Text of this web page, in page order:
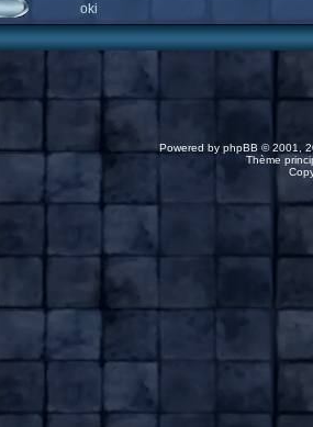
oki
Powered by phpBB © 2001,
Thème